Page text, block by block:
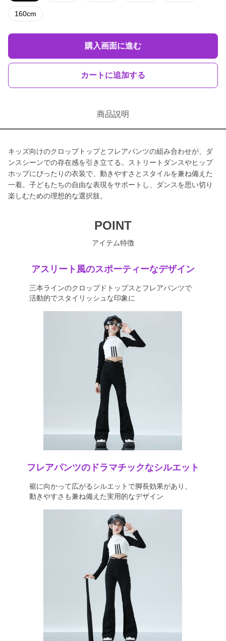
160cm
購入画面に進む
カートに追加する
商品説明
キッズ向けのクロップトップとフレアパンツの組み合わせが、ダ
ンスシーンでの存在感を引き立てる。ストリートダンスやヒップ
ホップにぴったりの衣装で、動きやすさとスタイルを兼ね備えた
一着。子どもたちの自由な表現をサポートし、ダンスを思い切り
楽しむための理想的な選択肢。
POINT
アイテム特徴
アスリート風のスポーティーなデザイン
三本ラインのクロップドトップスとフレアパンツで
活動的でスタイリッシュな印象に
フレアパンツのドラマチックなシルエット
裾に向かって広がるシルエットで脚長効果があり、
動きやすさも兼ね備えた実用的なデザイン